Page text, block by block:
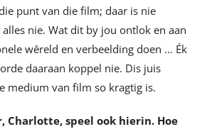
punt van die film; daar is nie
nie. Wat dit by jou ontlok en aan
wêreld en verbeelding doen … Ék
daaraan koppel nie. Dis juis
medium van film so kragtig is.
Charlotte, speel ook hierin. Hoe